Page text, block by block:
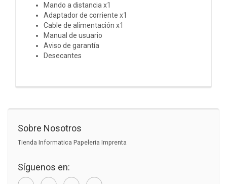
Mando a distancia x1
Adaptador de corriente x1
Cable de alimentación x1
Manual de usuario
Aviso de garantía
Desecantes
Sobre Nosotros
Tienda Informatica Papeleria Imprenta
Síguenos en: